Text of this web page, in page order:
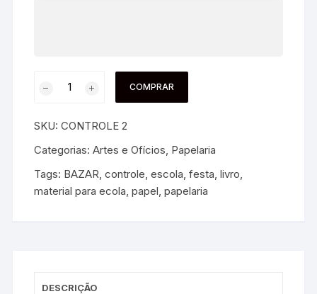
COMPRAR
SKU:CONTROLE 2
Categorias:Artes e Ofícios Papelaria
Tags: BAZAR ,controle ,escola ,festa ,livro
material para ecola ,papel ,papelaria
DESCRIÇÃO